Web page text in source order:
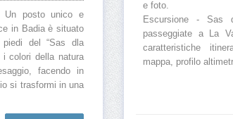
e foto.
Escursione - Sas
passeggiate a La
caratteristiche
mappa, profilo
Un posto unico e
in Badia è situato
del “Sas dla
colori della natura
facendo in
si trasformi in una